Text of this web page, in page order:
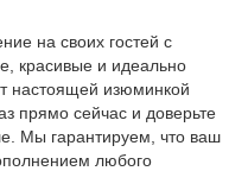
на своих гостей с
красивые и идеально
настоящей изюминкой
прямо сейчас и доверьте
Мы гарантируем, что ваш
любого